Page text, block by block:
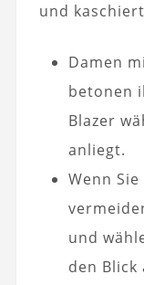
und
Damen
betonen
Blazer
anliegt.
Wenn
und
den Blick